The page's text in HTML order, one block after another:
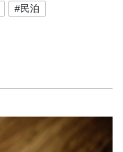
#民泊